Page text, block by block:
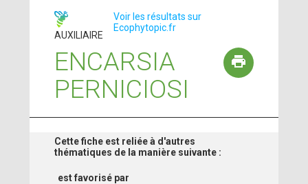
AUXILIAIRE
Voir les résultats sur
Ecophytopic.fr
ENCARSIA
PERNICIOSI
Cette fiche est reliée à d'autres
thématiques de la manière suivante :
est favorisé par